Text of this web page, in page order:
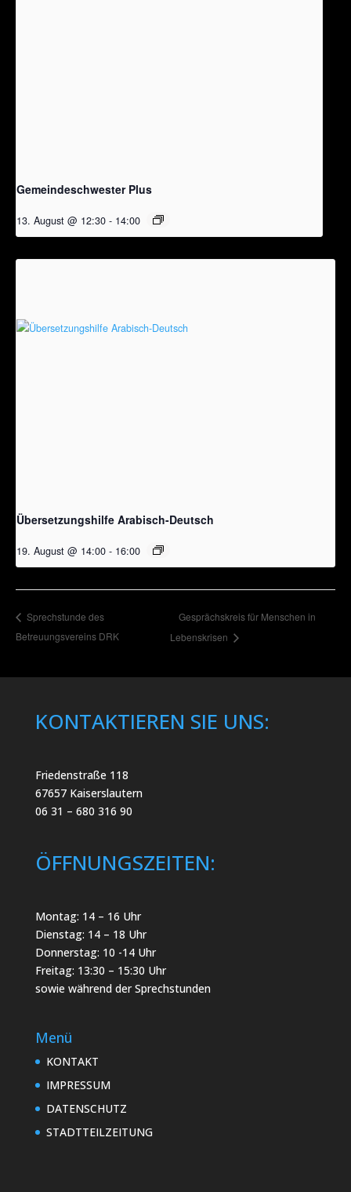
Gemeindeschwester Plus
13. August @ 12:30 - 14:00
Übersetzungshilfe Arabisch-Deutsch
19. August @ 14:00 - 16:00
Sprechstunde des
Betreuungsvereins DRK
Gesprächskreis für Menschen in
Lebenskrisen
KONTAKTIEREN SIE UNS:
Friedenstraße 118
67657 Kaiserslautern
06 31 – 680 316 90
ÖFFNUNGSZEITEN:
Montag: 14 – 16 Uhr
Dienstag: 14 – 18 Uhr
Donnerstag: 10 -14 Uhr
Freitag: 13:30 – 15:30 Uhr
sowie während der Sprechstunden
Menü
KONTAKT
IMPRESSUM
DATENSCHUTZ
STADTTEILZEITUNG